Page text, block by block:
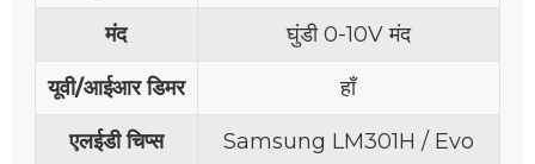
मंद घुंडी 0-10V मंद
यूवी/आईआर डिमर हाँ
एलईडी चिप्स Samsung LM301H / Evo